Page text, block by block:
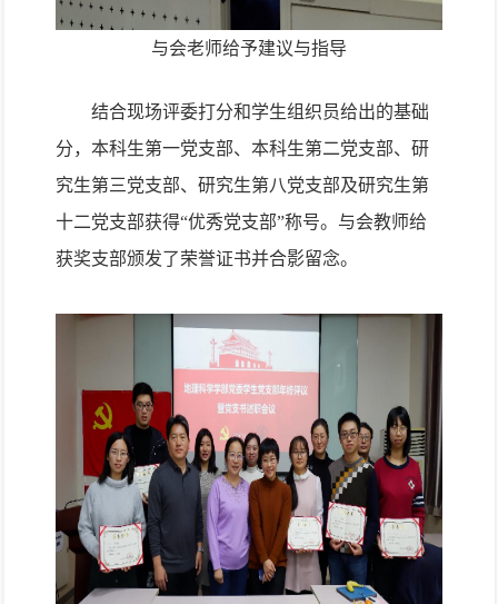
与会老师给予建议与指导
结合现场评委打分和学生组织员给出的基础
分，本科生第一党支部、本科生第二党支部、研
究生第三党支部、研究生第八党支部及研究生第
十二党支部获得“优秀党支部”称号。与会教师给
获奖支部颁发了荣誉证书并合影留念。